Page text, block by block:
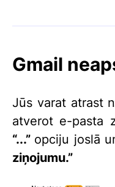
Gmail
Jūs varat atrast
atverot e-pasta
“...” opciju joslā
ziņojumu.”